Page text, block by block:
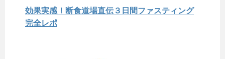
効果実感！断食道場直伝３日間ファスティング
完全レポ